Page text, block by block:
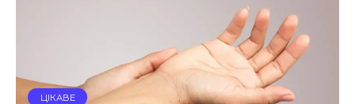
ЦІКАВЕ